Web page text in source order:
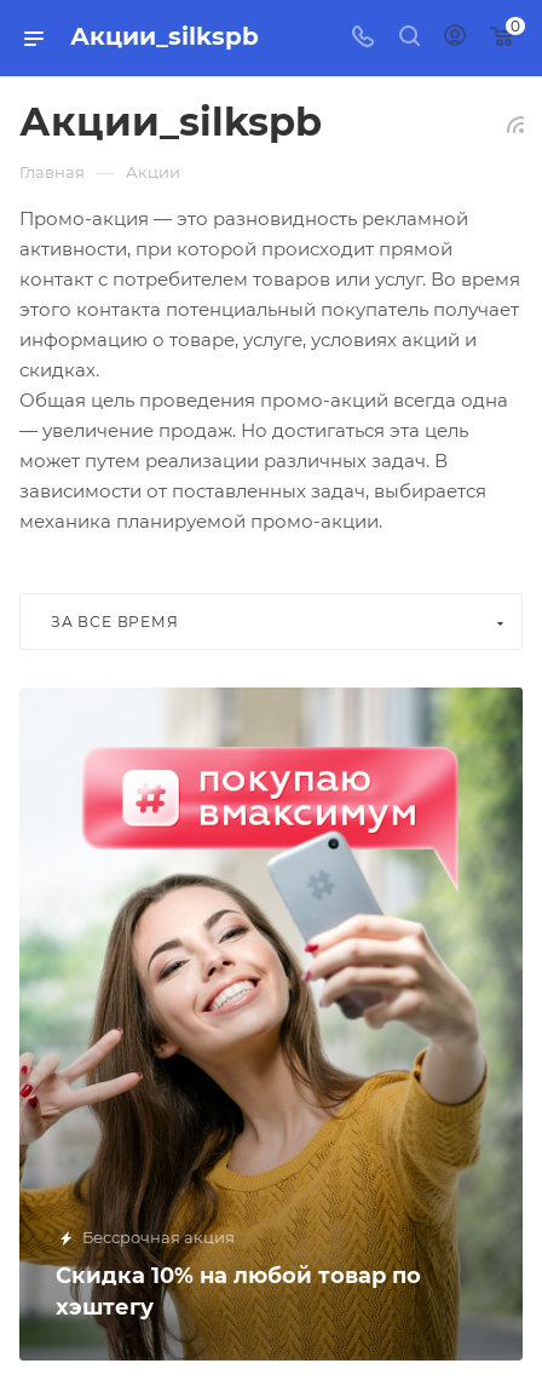
Акции_silkspb 0
Акции_silkspb
Главная — Акции
Промо-акция — это разновидность рекламной
активности, при которой происходит прямой
контакт с потребителем товаров или услуг. Во время
этого контакта потенциальный покупатель получает
информацию о товаре, услуге, условиях акций и
скидках.
Общая цель проведения промо-акций всегда одна
— увеличение продаж. Но достигаться эта цель
может путем реализации различных задач. В
зависимости от поставленных задач, выбирается
механика планируемой промо-акции.
ЗА ВСЕ ВРЕМЯ
Бессрочная акция
Скидка 10% на любой товар по
хэштегу